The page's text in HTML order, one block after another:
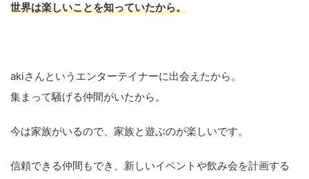
世界は楽しいことを知っていたから。
akiさんというエンターテイナーに出会えたから。
集まって騒げる仲間がいたから。
今は家族がいるので、家族と遊ぶのが楽しいです。
信頼できる仲間もでき、新しいイベントや飲み会を計画する